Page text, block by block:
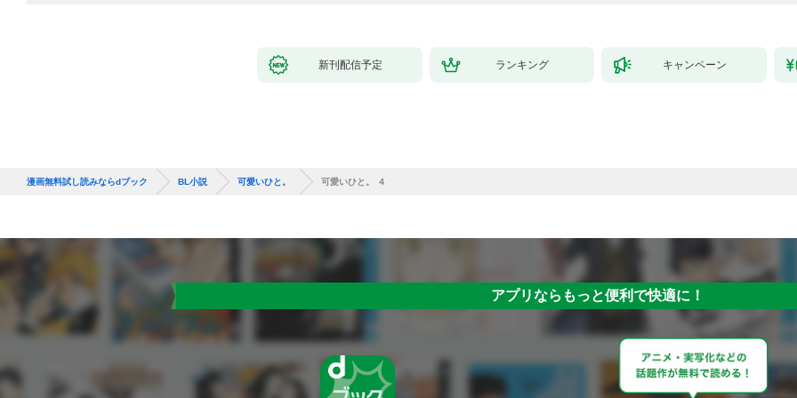
新刊配信予定 ランキング キャンペーン
漫画無料試し読みならdブック BL小説 可愛いひと。 可愛いひと。 ４
アプリならもっと便利で快適に！